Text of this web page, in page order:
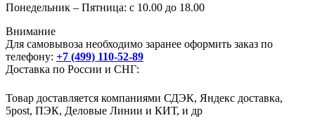
Понедельник – Пятница: с 10.00 до 18.00
Внимание
Для самовывоза необходимо заранее оформить заказ по
телефону: +7 (499) 110-52-89
Доставка по России и СНГ:
Товар доставляется компаниями СДЭК, Яндекс доставка,
5post, ПЭК, Деловые Линии и КИТ, и др